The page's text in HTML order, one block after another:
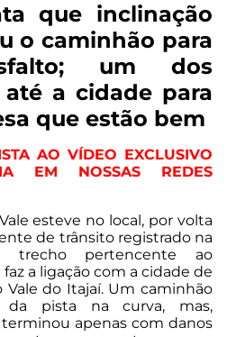
que inclinação
o caminhão para
um dos
a cidade para
que estão bem
AO VÍDEO EXCLUSIVO
EM NOSSAS REDES
esteve no local, por volta
de trânsito registrado na
trecho pertencente ao
a ligação com a cidade de
Vale do Itajaí. Um caminhão
da pista na curva, mas,
apenas com danos